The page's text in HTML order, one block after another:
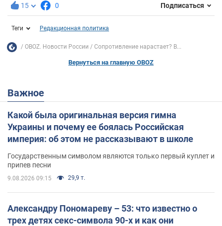
15 0 Подписаться
Теги Редакционная политика
OBOZ. Новости России Сопротивление нарастает? В...
Вернуться на главную OBOZ
Важное
Какой была оригинальная версия гимна
Украины и почему ее боялась Российская
империя: об этом не рассказывают в школе
Государственным символом являются только первый куплет и
припев песни
9.08.2026 09:15 29,9 т.
Александру Пономареву – 53: что известно о
трех детях секс-символа 90-х и как они